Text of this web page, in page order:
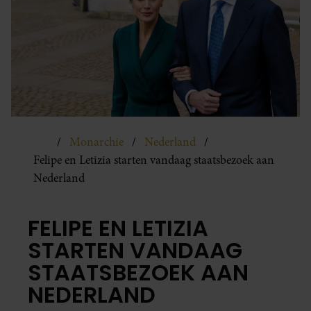
Monarchie
Nederland
Felipe en Letizia starten vandaag staatsbezoek aan
Nederland
FELIPE EN LETIZIA
STARTEN VANDAAG
STAATSBEZOEK AAN
NEDERLAND